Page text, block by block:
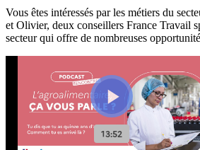
Vous êtes intéressés par les métiers du
et Olivier, deux conseillers France Travail
secteur qui offre de nombreuses